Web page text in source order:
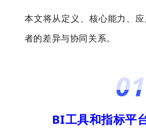
本文将从定义、核心能力、
者的差异与协同关系。
01
BI工具和指标平